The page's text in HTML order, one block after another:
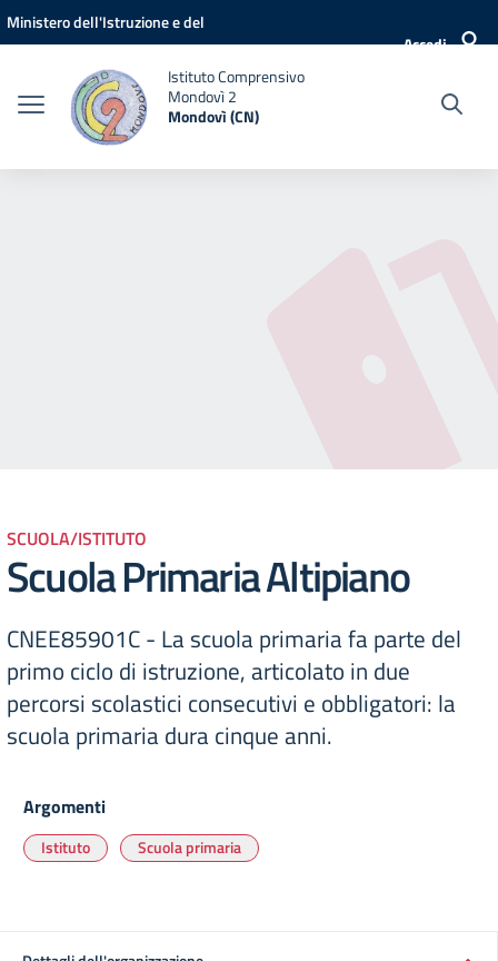
Vai ai contenuti
Vai al menu di navigazione
Vai al footer
Ministero dell'Istruzione e del
Accedi
Istituto Comprensivo
Mondovì 2
Mondovì (CN)
SCUOLA/ISTITUTO
Scuola Primaria Altipiano
CNEE85901C - La scuola primaria fa parte del
primo ciclo di istruzione, articolato in due
percorsi scolastici consecutivi e obbligatori: la
scuola primaria dura cinque anni.
Argomenti
Istituto Scuola primaria